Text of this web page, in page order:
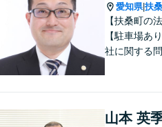
愛知県|扶
【扶桑町の
【駐車場あ
社に関する
山本 英